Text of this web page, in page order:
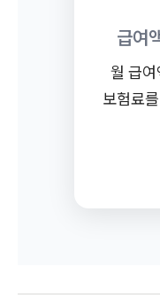
급여
월 급
보험료